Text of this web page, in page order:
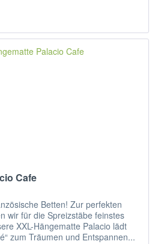
Cafe
Betten! Zur perfekten
wir für die Spreizstäbe feinstes
XXL-Hängematte Palacio lädt
zum Träumen und Entspannen...